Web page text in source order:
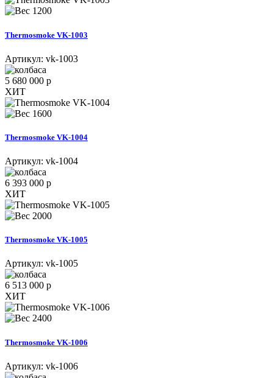
1200
Thermosmoke VK-1003
Артикул: vk-1003
5 680 000 р
ХИТ
1600
Thermosmoke VK-1004
Артикул: vk-1004
6 393 000 р
ХИТ
2000
Thermosmoke VK-1005
Артикул: vk-1005
6 513 000 р
ХИТ
2400
Thermosmoke VK-1006
Артикул: vk-1006